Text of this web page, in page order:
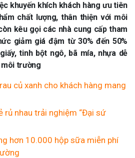
khuyến khích khách hàng ưu tiên
chất lượng, thân thiện với môi
kêu gọi các nhà cung cấp tham
giảm giá đậm từ 30% đến 50%
tinh bột ngô, bã mía, nhựa dễ
môi trường
củ xanh cho khách hàng mang
rủ nhau trải nghiệm “Đại sứ
hơn 10.000 hộp sữa miễn phí